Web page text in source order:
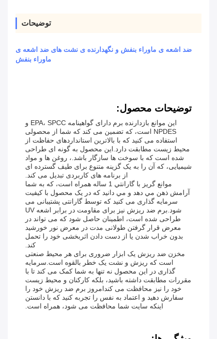
توضیحات
ضد اشعه ی ماوراء بنفش و نگهدارنده ی نشت های ضد اشعه ی
ماوراء بنفش
توضیحات محصول:
این موانع بازدارنده برم دارای گواهینامه EPA، SPCC و
NPDES است، که تضمین می کند که شما از محصولی
استفاده می کنید که با بالاترین استانداردهای حفاظت از
محیط زیست مطابقت دارد.این محصول به گونه ای طراحی
شده است که با سوخت ها سازگار باشد.، روغن ها و مواد
شیمیایی، که آن را به یک گزینه متنوع برای طیف گسترده ای
از برنامه های کاربردی تبدیل می کند.
موانع گريز با گارانتي 1 ساله همراه است، که به شما
آرامش ذهن مي دهد و مي دانید که در یک محصول با کيفيت
سرمایه گذاری می کنید که توسط گارانتی پشتیبانی می
شود.برم ضد ریزش نیز برای مقاومت در برابر اشعه UV
طراحی شده است، اطمینان حاصل شود که می تواند در
معرض قرار گرفتن طولانی مدت در معرض نور خورشید
بدون خراب شدن یا از دست دادن اثربخشی خود را تحمل
کند.
مخزن ضد ریزش یک ابزار ضروری برای هر محیط صنعتی
است که ریزش و نشت یک خطر بالقوه است.سرمایه
گذاری در این محصول نه تنها به شما کمک می کند تا با
مقررات مطابقت داشته باشید، بلکه کارکنان و محیط زیست
خود را نیز محافظت می کندامروز برم ضد ریزش خود را
سفارش دهید و اعتماد به نفس را تجربه کنید که با دانستن
اینکه سایت شما محافظت می شود، همراه است.